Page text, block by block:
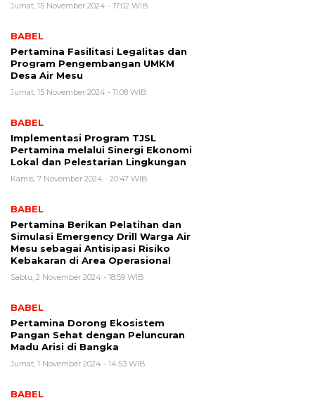
Jumat, 15 November 2024 - 17:02 WIB
BABEL
Pertamina Fasilitasi Legalitas dan
Program Pengembangan UMKM
Desa Air Mesu
Jumat, 15 November 2024 - 11:08 WIB
BABEL
Implementasi Program TJSL
Pertamina melalui Sinergi Ekonomi
Lokal dan Pelestarian Lingkungan
Kamis, 7 November 2024 - 20:47 WIB
BABEL
Pertamina Berikan Pelatihan dan
Simulasi Emergency Drill Warga Air
Mesu sebagai Antisipasi Risiko
Kebakaran di Area Operasional
Sabtu, 2 November 2024 - 18:59 WIB
BABEL
Pertamina Dorong Ekosistem
Pangan Sehat dengan Peluncuran
Madu Arisi di Bangka
Jumat, 1 November 2024 - 14:53 WIB
BABEL